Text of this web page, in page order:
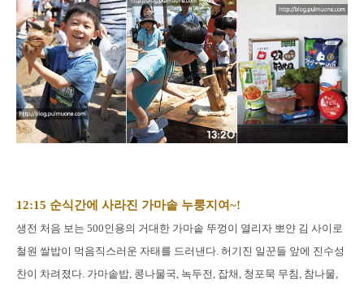
12:15 순식간에 사라진 가마솥 누룽지여~!
생전 처음 보는 500인용의 거대한 가마솥 뚜껑이 열리자 뽀얀 김 사이로
철원 쌀밥이 먹음직스러운 자태를 드러낸다. 허기진 일꾼들 앞에 진수성
찬이 차려졌다. 가마솥밥, 콩나물국, 녹두전, 잡채, 청포묵 무침, 참나물,